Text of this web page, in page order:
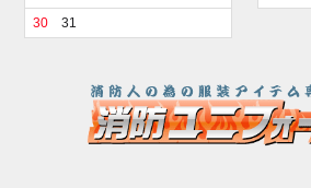
30
31